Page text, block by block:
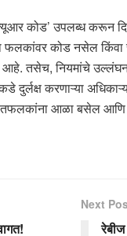
‘क्यूआर कोड’ उपलब्ध
कोड नसेल किंवा
तसेच, नियमांचे उल्लंघन
करणाऱ्या
आळा बसेल
Next